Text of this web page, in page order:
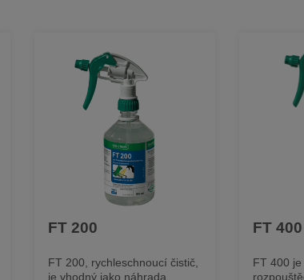
FT 200
FT 200, rychleschnoucí čistič,
je vhodný jako náhrada
FT 400
FT 400